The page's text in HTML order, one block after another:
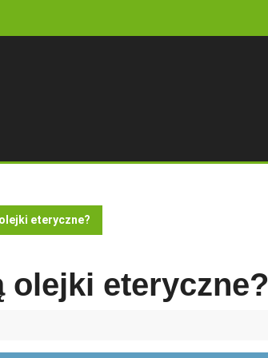
eteryczne?
olejki eteryczne?